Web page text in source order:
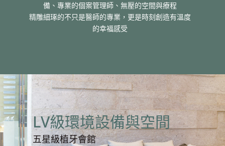
備、專業的個案管理師、無壓的空間與療程
精雕細琢的不只是醫師的專業，更是時刻創造有溫度
的幸福感受
LV級環境設備與空間
五星級植牙會館